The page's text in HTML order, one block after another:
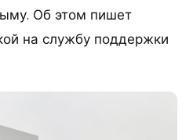
Об этом пишет
на службу поддержки